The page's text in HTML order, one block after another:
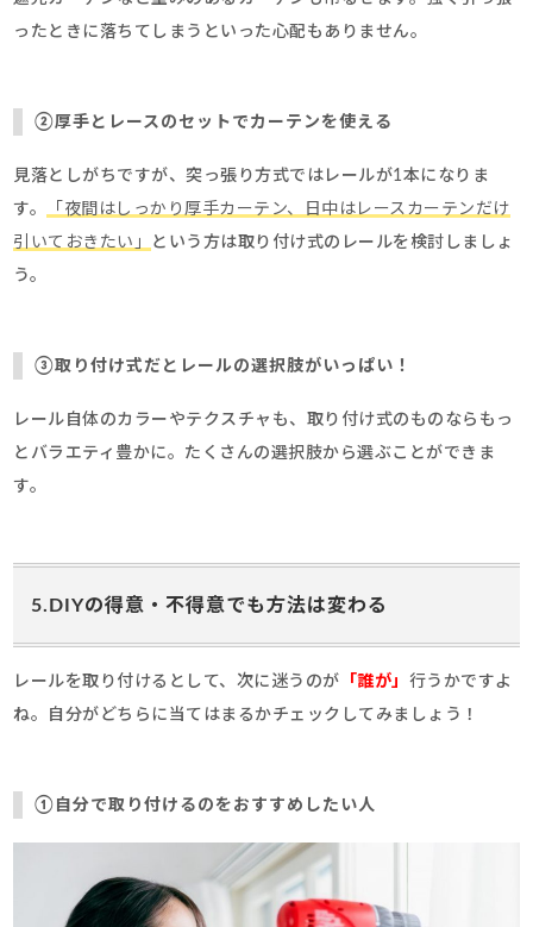
ったときに落ちてしまうといった心配もありません。
②厚手とレースのセットでカーテンを使える
見落としがちですが、突っ張り方式ではレールが1本になりま
す。
「夜間はしっかり厚手カーテン、日中はレースカーテンだけ
引いておきたい」
という方は取り付け式のレールを検討しましょ
う。
③取り付け式だとレールの選択肢がいっぱい！
レール自体のカラーやテクスチャも、取り付け式のものならもっ
とバラエティ豊かに。たくさんの選択肢から選ぶことができま
す。
5.DIYの得意・不得意でも方法は変わる
レールを取り付けるとして、次に迷うのが 「誰が」 行うかですよ
ね。自分がどちらに当てはまるかチェックしてみましょう！
①自分で取り付けるのをおすすめしたい人